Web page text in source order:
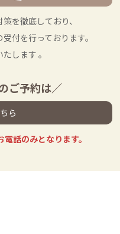
を徹底しており、
付を行っております。
します 。
ご予約は／
ら
話のみとなります。